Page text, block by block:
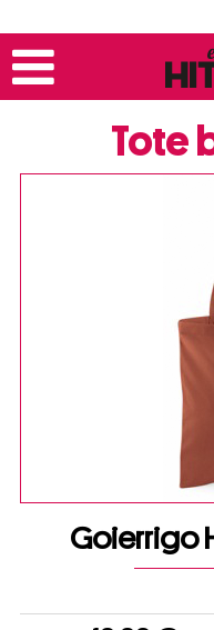
Tote
Goierrigo